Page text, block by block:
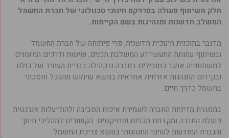
חלק משיתוף פעולה בפרויקט חינוכי טכנולוגי של חברת החשמל
המשלב חדשנות ומנהיגות בשם הקיימות.
מדובר בתוכנית חינוכית חדשנית, פרי פיתוחה של חברת החשמל
ובשיתוף עמותת התעשיידע המשלבת תכנים, שיטות ודרכים המזמנים
למשתתפיה אתגר כמובילים בחברה ובקהילה בבניית העתיד של כולנו
ובקידום התנהגות אזרחית אחראית בנושא שימוש מושכל וחסכוני
בחשמל כדרך חיים.
במסגרת מדיניות החברה לשמירת איכות הסביבה ולהתייעלות אנרגטית
פועלת החברה ומקדמת תכניות ופרויקטים הקשורים לתהליכי חינוך
והגברת המודעות לשינוי התנהגותי בנושא צריכת החשמל.